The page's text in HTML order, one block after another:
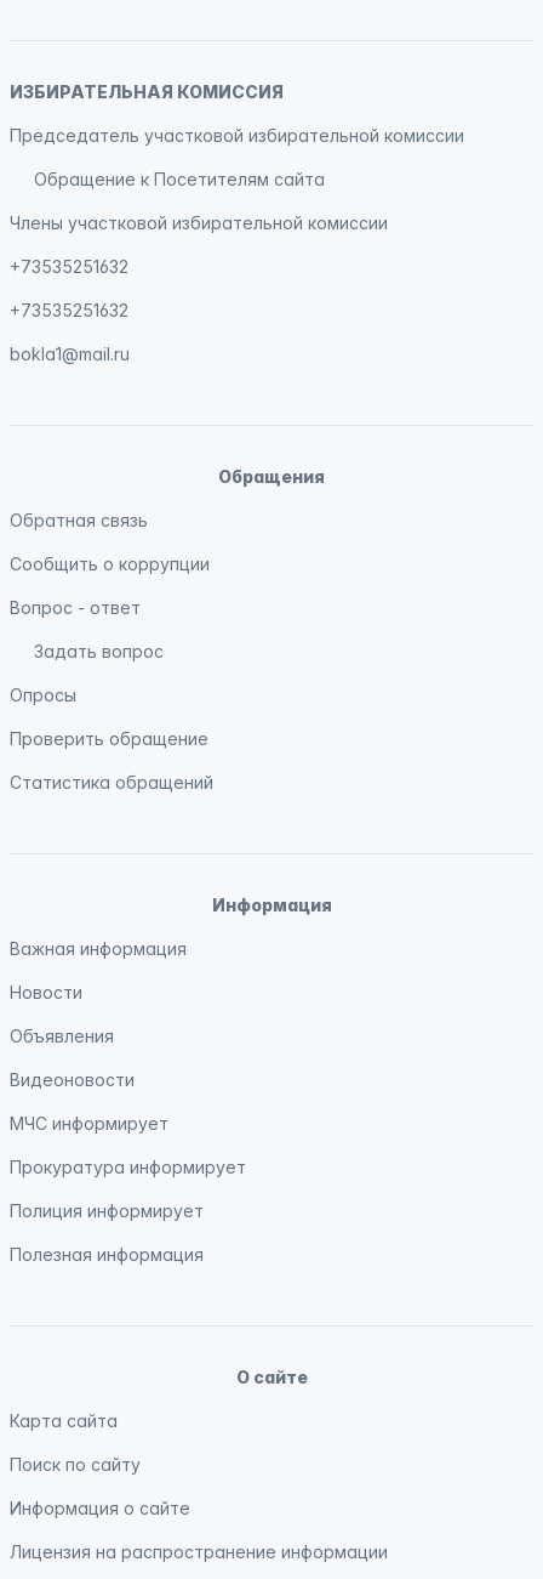
ИЗБИРАТЕЛЬНАЯ КОМИССИЯ
Председатель участковой избирательной комиссии
Обращение к Посетителям сайта
Члены участковой избирательной комиссии
+73535251632
+73535251632
bokla1@mail.ru
Обращения
Обратная связь
Сообщить о коррупции
Вопрос - ответ
Задать вопрос
Опросы
Проверить обращение
Статистика обращений
Информация
Важная информация
Новости
Объявления
Видеоновости
МЧС информирует
Прокуратура информирует
Полиция информирует
Полезная информация
О сайте
Карта сайта
Поиск по сайту
Информация о сайте
Лицензия на распространение информации